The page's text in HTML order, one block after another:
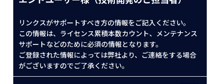
リンクスがサポートすべき方の情報をご記入ください。
この情報は、ライセンス累積本数カウント、メンテナンス
サポートなどのために必須の情報となります。
ご登録された情報によっては弊社より、ご連絡をする場合
がございますのでご了承ください。